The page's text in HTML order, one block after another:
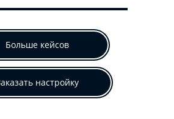
Больше кейсов
настройку